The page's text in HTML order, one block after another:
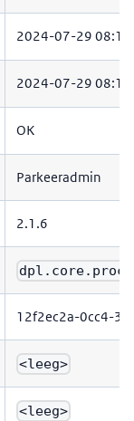
2024-07-29
2024-07-29
OK
Parkeeradmin
2.1.6
12f2ec2a-0cc4-
<leeg>
<leeg>